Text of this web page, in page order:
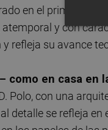
en el primer
y con
refleja su avance
como en casa en
Polo, con una
detalle se refleja